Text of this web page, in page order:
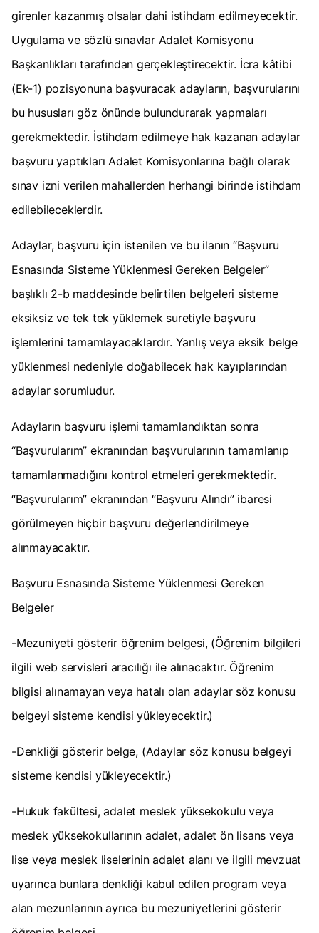
girenler kazanmış olsalar dahi istihdam edilmeyecektir.
Uygulama ve sözlü sınavlar Adalet Komisyonu
Başkanlıkları tarafından gerçekleştirecektir. İcra kâtibi
(Ek-1) pozisyonuna başvuracak adayların, başvurularını
bu hususları göz önünde bulundurarak yapmaları
gerekmektedir. İstihdam edilmeye hak kazanan adaylar
başvuru yaptıkları Adalet Komisyonlarına bağlı olarak
sınav izni verilen mahallerden herhangi birinde istihdam
edilebileceklerdir.
Adaylar, başvuru için istenilen ve bu ilanın “Başvuru
Esnasında Sisteme Yüklenmesi Gereken Belgeler”
başlıklı 2-b maddesinde belirtilen belgeleri sisteme
eksiksiz ve tek tek yüklemek suretiyle başvuru
işlemlerini tamamlayacaklardır. Yanlış veya eksik belge
yüklenmesi nedeniyle doğabilecek hak kayıplarından
adaylar sorumludur.
Adayların başvuru işlemi tamamlandıktan sonra
“Başvurularım” ekranından başvurularının tamamlanıp
tamamlanmadığını kontrol etmeleri gerekmektedir.
“Başvurularım” ekranından “Başvuru Alındı” ibaresi
görülmeyen hiçbir başvuru değerlendirilmeye
alınmayacaktır.
Başvuru Esnasında Sisteme Yüklenmesi Gereken
Belgeler
-Mezuniyeti gösterir öğrenim belgesi, (Öğrenim bilgileri
ilgili web servisleri aracılığı ile alınacaktır. Öğrenim
bilgisi alınamayan veya hatalı olan adaylar söz konusu
belgeyi sisteme kendisi yükleyecektir.)
-Denkliği gösterir belge, (Adaylar söz konusu belgeyi
sisteme kendisi yükleyecektir.)
-Hukuk fakültesi, adalet meslek yüksekokulu veya
meslek yüksekokullarının adalet, adalet ön lisans veya
lise veya meslek liselerinin adalet alanı ve ilgili mevzuat
uyarınca bunlara denkliği kabul edilen program veya
alan mezunlarının ayrıca bu mezuniyetlerini gösterir